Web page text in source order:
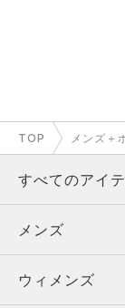
TOP メンズ＋
すべてのアイ
メンズ
ウィメンズ
メンズ
トップス
ウィメンズ